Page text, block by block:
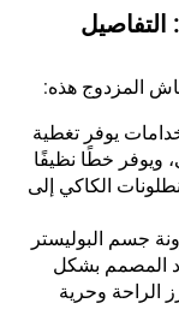
المزدوج هذه:
يوفر تغطية
ويوفر خطًا نظيفًا
الكاكي إلى
جسم البوليستر
المصمم بشكل
الراحة وحرية